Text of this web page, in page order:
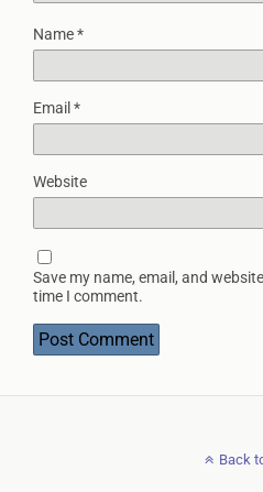
Name*
Email *
Website
Save my name, email, and
time I comment.
Back